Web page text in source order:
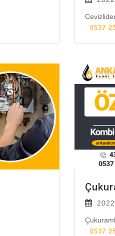
0537
0537